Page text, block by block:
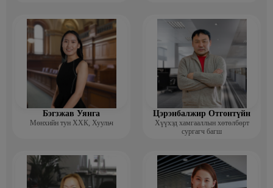
Бэгзжав Уянга
Мөнхийн тун ХХК, Хуульч
Цэрэнбалжир Отгонтүйн
Хүүхэд хамгааллын хөтөлбөрт
сургагч багш